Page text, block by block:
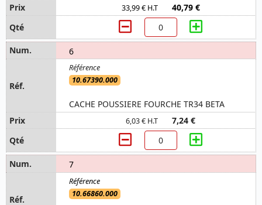
33,99 € H.T 40,79 €
6
10.67390.000
CACHE POUSSIERE FOURCHE TR34 BETA
6,03 € H.T 7,24 €
7
10.66860.000